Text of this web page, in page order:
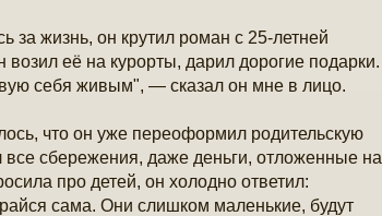
за жизнь, он крутил роман с 25-летней
её на курорты, дарил дорогие подарки.
себя живым", — сказал он мне в лицо.
что он уже переоформил родительскую
все сбережения, даже деньги, отложенные на
про детей, он холодно ответил:
сама. Они слишком маленькие, будут